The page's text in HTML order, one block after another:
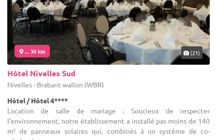
... 30 km (21)
Hôtel Nivelles Sud
Nivelles - Brabant wallon (WBR)
Hôtel / Hôtel 4****
Location de salle de mariage : Soucieux de respecter
l'environnement, notre établissement a installé pas moins de 140
m² de panneaux solaires qui, combinés à un système de co-